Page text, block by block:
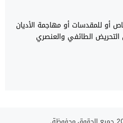
أو للمقدسات أو مهاجمة الأديان
التحريض الطائفي والعنصري